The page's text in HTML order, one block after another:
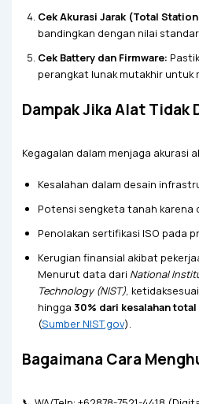
Cek Akurasi Jarak (Total
bandingkan dengan nilai standar.
Cek Battery dan Firmware:
perangkat lunak mutakhir untuk
Dampak Jika Alat Tidak
Kegagalan dalam menjaga akurasi
Kesalahan dalam desain
Potensi sengketa tanah karena
Penolakan sertifikasi ISO pada
Kerugian finansial akibat
Menurut data dari National
Technology (NIST),
hingga 30% dari kesalahan
(Sumber NIST.gov).
Bagaimana Cara